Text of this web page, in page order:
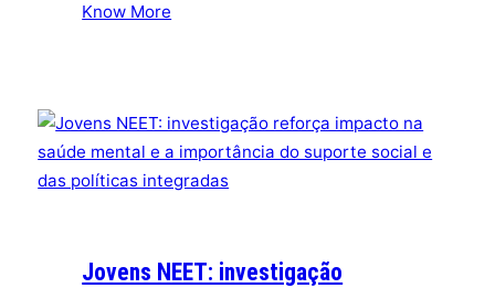
Know More
Jovens NEET: investigação